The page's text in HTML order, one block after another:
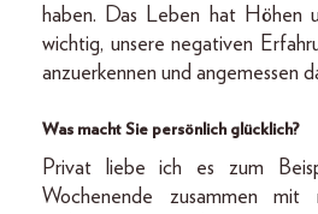
haben. Das Leben hat Höhen
wichtig, unsere negativen
anzuerkennen und angemessen
Was macht Sie persönlich glücklich?
Privat liebe ich es zum
Wochenende zusammen